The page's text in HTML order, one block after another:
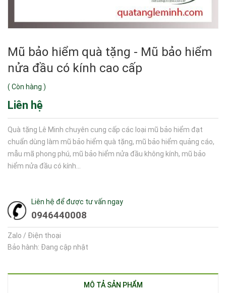
Mũ bảo hiểm quà tặng - Mũ bảo hiểm
nửa đầu có kính cao cấp
( Còn hàng )
Liên hệ
Quà tặng Lê Minh chuyên cung cấp các loại mũ bảo hiểm đạt
chuẩn dùng làm mũ bảo hiểm quà tặng, mũ bảo hiểm quảng cáo,
mẫu mã phong phú, mũ bảo hiểm nửa đầu không kính, mũ bảo
hiểm nửa đầu có kính...
Liên hệ để được tư vấn ngay
0946440008
Zalo / Điện thoại
Bảo hành: Đang cập nhật
MÔ TẢ SẢN PHẨM